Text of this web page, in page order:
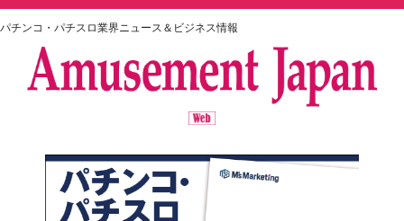
パチンコ・パチスロ業界ニュース＆ビジネス情報